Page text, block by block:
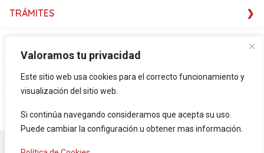
Valoramos tu privacidad
Este sitio web usa cookies para el correcto funcionamiento y
visualización del sitio web.
Si continúa navegando consideramos que acepta su uso.
Puede cambiar la configuración u obtener mas información.
TRÁMITES
SERVICIOS
Accesibilidad Mapa Web